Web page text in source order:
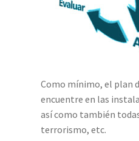
Como mínimo, el plan
encuentre en las
así como también
terrorismo, etc.